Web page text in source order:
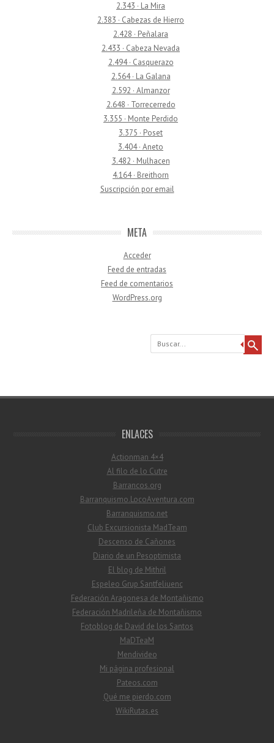
2.343 · La Mira
2.383 · Cabezas de Hierro
2.428 · Peñalara
2.433 · Cabeza Nevada
2.494 · Casquerazo
2.564 · La Galana
2.592 · Almanzor
2.648 · Torrecerredo
3.355 · Monte Perdido
3.375 · Poset
3.404 · Aneto
3.482 · Mulhacen
4.164 · Breithorn
Suscripción por email
META
Acceder
Feed de entradas
Feed de comentarios
WordPress.org
Buscar
ENLACES
Actionman 4×4
Al filo de lo Cutre
Barrancos.org
Barranquismo.LocoAventura.com
Barranquismo.net
Club Excursionista MadTeam
Descenso de Cañones
Diario de un Pesoptimista
El blog de Mithril
Espeleo Grup Santfeliuenc
Federación Aragonesa de Montañismo
Federación Madrileña de Montañismo
Fotoblog de David de los Santos
MaDTeaM
Mendivideo
Mi página profesional
Pateos.com
Qué me pierdo.com
WikiRutas.es